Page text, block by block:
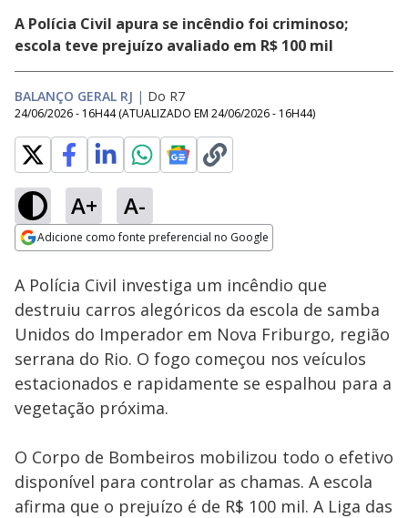
A Polícia Civil apura se incêndio foi criminoso;
escola teve prejuízo avaliado em R$ 100 mil
BALANÇO GERAL RJ | Do R7
24/06/2026 - 16H44 (ATUALIZADO EM 24/06/2026 - 16H44)
A+ A-
Adicione como fonte preferencial no Google
Ativar
Loaded:
42.29%
A Polícia Civil investiga um incêndio que
destruiu carros alegóricos da escola de samba
Unidos do Imperador em Nova Friburgo, região
serrana do Rio. O fogo começou nos veículos
estacionados e rapidamente se espalhou para a
vegetação próxima.
O Corpo de Bombeiros mobilizou todo o efetivo
disponível para controlar as chamas. A escola
afirma que o prejuízo é de R$ 100 mil. A Liga das